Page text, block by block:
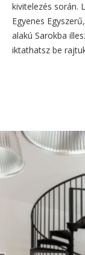
kivitelezés során.
Egyenes
alakú Sarokba
iktathatsz be